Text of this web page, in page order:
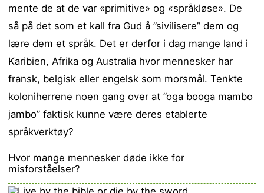
mente de at de var «primitive» og «språkløse». De
så på det som et kall fra Gud å ”sivilisere” dem og
lære dem et språk. Det er derfor i dag mange land i
Karibien, Afrika og Australia hvor mennesker har
fransk, belgisk eller engelsk som morsmål. Tenkte
koloniherrene noen gang over at ”oga booga mambo
jambo” faktisk kunne være deres etablerte
språkverktøy?
Hvor mange mennesker døde ikke for
misforståelser?